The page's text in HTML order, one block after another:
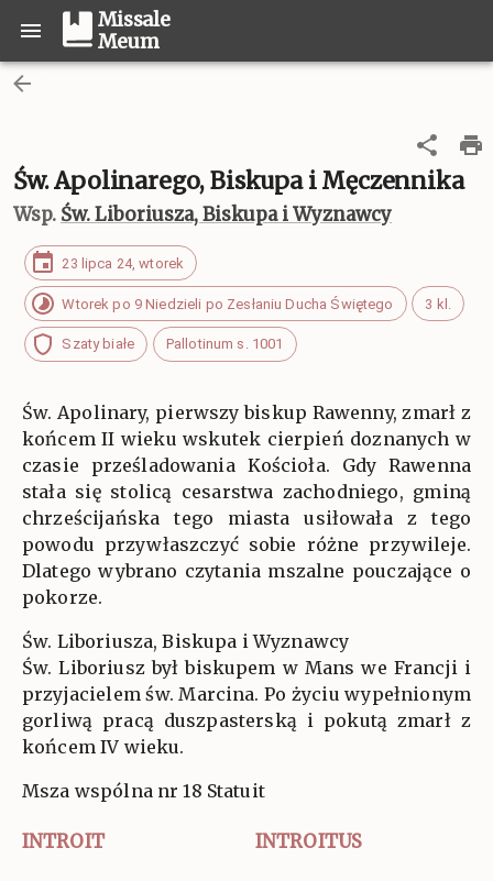
Missale
Meum
Św. Apolinarego, Biskupa i Męczennika
Wsp. Św. Liboriusza, Biskupa i Wyznawcy
23 lipca 24, wtorek
Wtorek po 9 Niedzieli po Zesłaniu Ducha Świętego 3 kl.
Szaty białe Pallotinum s. 1001
Św. Apolinary, pierwszy biskup Rawenny, zmarł z
końcem II wieku wskutek cierpień doznanych w
czasie prześladowania Kościoła. Gdy Rawenna
stała się stolicą cesarstwa zachodniego, gminą
chrześcijańska tego miasta usiłowała z tego
powodu przywłaszczyć sobie różne przywileje.
Dlatego wybrano czytania mszalne pouczające o
pokorze.
Św. Liboriusza, Biskupa i Wyznawcy
Św. Liboriusz był biskupem w Mans we Francji i
przyjacielem św. Marcina. Po życiu wypełnionym
gorliwą pracą duszpasterską i pokutą zmarł z
końcem IV wieku.
Msza wspólna nr 18 Statuit
INTROIT INTROITUS